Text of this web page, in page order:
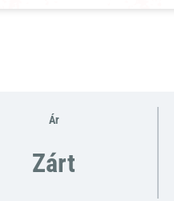
Ár
Zárt